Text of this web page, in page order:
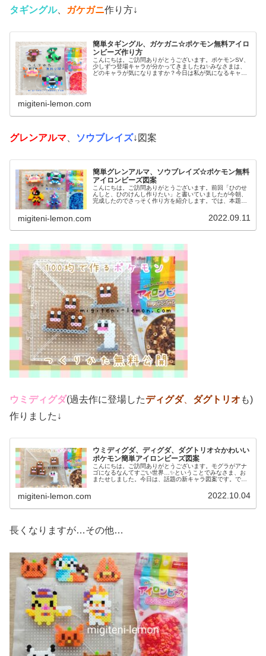
タギングル、 ガケガニ作り方↓
簡単タギングル、ガケガニ☆ポケモン無料アイロ
ンビーズ作り方
こんにちは。ご訪問ありがとうございます。ポケモンSV、
少しずつ登場キャラが分かってきましたね✨みなさまは、
どのキャラが気になりますか？今日は私が気になるキャラ
migiteni-lemon.com
グレンアルマ ソウブレイズ↓図案
簡単グレンアルマ、ソウブレイズ☆ポケモン無料
アイロンビーズ図案
こんにちは。ご訪問ありがとうございます。前回「ひのせ
んしと、ひのけんし作りたい」と書いていましたが今朝、
完成したのでさっそく作り方を紹介します。では、本題へ↓
migiteni-lemon.com 2022.09.11
ウミディグダ(過去作に登場したディグダ、 ダグトリオ も)
作りました↓
ウミディグダ、ディグダ、ダグトリオ☆かわいい
ポケモン簡単アイロンビーズ図案
こんにちは。ご訪問ありがとうございます。モグラがアナ
ゴになるなんてすごい世界…✨ということでみなさま、お
またせしました。今日は、話題の新キャラ図案です。で
migiteni-lemon.com 2022.10.04
長くなりますが…その他…